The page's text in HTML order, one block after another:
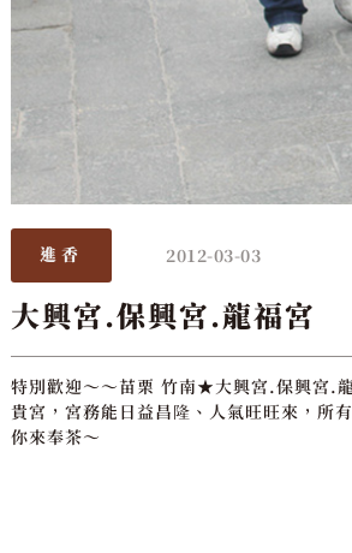
進香 2012-03-03
大興宮.保興宮.龍福宮
特別歡迎～～苗栗 竹南★大興宮.保興宮.
貴宮，宮務能日益昌隆、人氣旺旺來，所
你來奉茶～